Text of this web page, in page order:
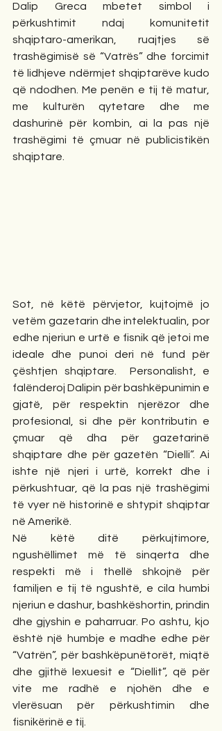
Dalip Greca mbetet simbol i
përkushtimit ndaj komunitetit
shqiptaro-amerikan, ruajtjes së
trashëgimisë së “Vatrës” dhe forcimit
të lidhjeve ndërmjet shqiptarëve kudo
që ndodhen. Me penën e tij të matur,
me kulturën qytetare dhe me
dashurinë për kombin, ai la pas një
trashëgimi të çmuar në publicistikën
shqiptare.
Sot, në këtë përvjetor, kujtojmë jo
vetëm gazetarin dhe intelektualin, por
edhe njeriun e urtë e fisnik që jetoi me
ideale dhe punoi deri në fund për
çështjen shqiptare.  Personalisht, e
falënderoj Dalipin për bashkëpunimin e
gjatë, për respektin njerëzor dhe
profesional, si dhe për kontributin e
çmuar që dha për gazetarinë
shqiptare dhe për gazetën “Dielli”. Ai
ishte një njeri i urtë, korrekt dhe i
përkushtuar, që la pas një trashëgimi
të vyer në historinë e shtypit shqiptar
në Amerikë.
Në këtë ditë përkujtimore,
ngushëllimet më të sinqerta dhe
respekti më i thellë shkojnë për
familjen e tij të ngushtë, e cila humbi
njeriun e dashur, bashkëshortin, prindin
dhe gjyshin e paharruar. Po ashtu, kjo
është një humbje e madhe edhe për
“Vatrën”, për bashkëpunëtorët, miqtë
dhe gjithë lexuesit e “Diellit”, që për
vite me radhë e njohën dhe e
vlerësuan për përkushtimin dhe
fisnikërinë e tij.